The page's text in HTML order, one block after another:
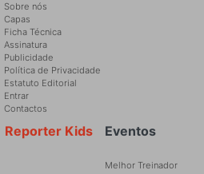
Sobre nós
Capas
Ficha Técnica
Assinatura
Publicidade
Política de Privacidade
Estatuto Editorial
Entrar
Contactos
Eventos
Melhor Treinador
Reporter Kids